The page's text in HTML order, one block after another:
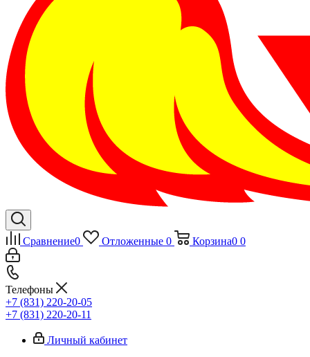
Сравнение0 Отложенные 0 Корзина0 0
Телефоны
+7 (831) 220-20-05
+7 (831) 220-20-11
Личный кабинет